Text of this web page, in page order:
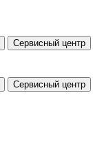
Сервисный центр
Сервисный центр